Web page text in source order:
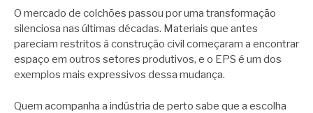
O mercado de colchões passou por uma transformação
silenciosa nas últimas décadas. Materiais que antes
pareciam restritos à construção civil começaram a encontrar
espaço em outros setores produtivos, e o EPS é um dos
exemplos mais expressivos dessa mudança.
Quem acompanha a indústria de perto sabe que a escolha